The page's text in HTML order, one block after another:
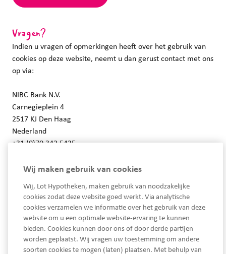
Vragen?
Indien u vragen of opmerkingen heeft over het gebruik van
cookies op deze website, neemt u dan gerust contact met ons
op via:
NIBC Bank N.V.
Carnegieplein 4
2517 KJ Den Haag
Nederland
+31 (0)70 342 5425
Wij maken gebruik van cookies
Wij, Lot Hypotheken, maken gebruik van noodzakelijke
cookies zodat deze website goed werkt. Via analytische
cookies verzamelen we informatie over het gebruik van deze
website om u een optimale website-ervaring te kunnen
bieden. Cookies kunnen door ons of door derde partijen
worden geplaatst. Wij vragen uw toestemming om andere
soorten cookies te mogen (laten) plaatsen. Met behulp van